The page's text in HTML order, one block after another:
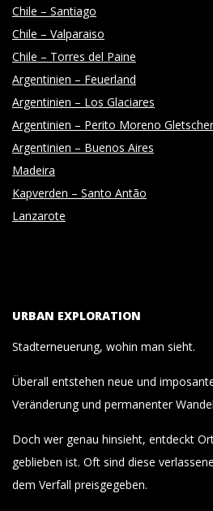
Chile – Santiago
Chile – Valparaiso
Chile – Torres del Paine
Argentinien – Feuerland
Argentinien – Los Glaciares
Argentinien – Perito Moreno Gletscher
Argentinien – Buenos Aires
Madeira
Kapverden – Santo Antão
Lanzarote
URBAN EXPLORATION
Stadterneuerung, wohin man sieht.
Überall entstehen neue und
Veränderung und permanenter
Doch wer genau hinsieht, entdeckt
geblieben ist. Oft sind diese
dem Verfall preisgegeben.